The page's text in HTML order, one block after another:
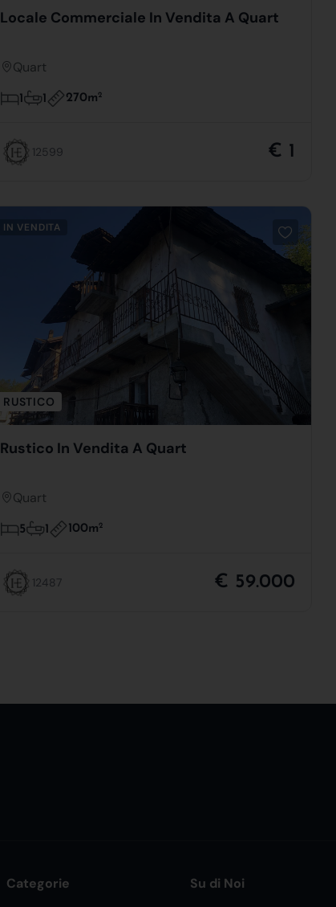
Locale Commerciale In Vendita A Quart
Quart
1 1 270m2
12599 € 1
IN VENDITA
RUSTICO
Rustico In Vendita A Quart
Quart
5 1 100m2
12487 € 59.000
Categorie Su di Noi